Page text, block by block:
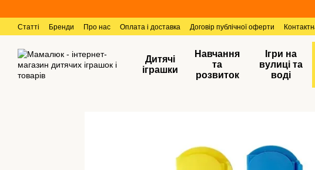
Статті Бренди Про нас Оплата і доставка Договір публічної оферти
Дитячі
іграшки
Навчання
та
розвиток
Ігри на
вулиці та
воді